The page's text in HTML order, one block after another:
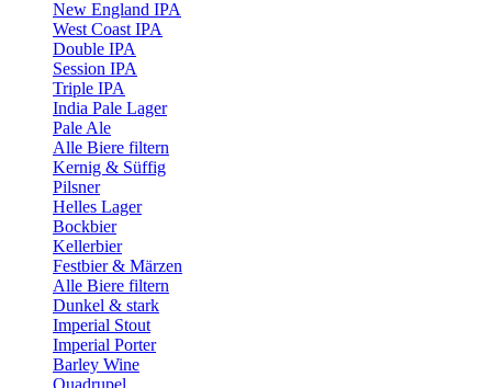
New England IPA
West Coast IPA
Double IPA
Session IPA
Triple IPA
India Pale Lager
Pale Ale
Alle Biere filtern
Kernig & Süffig
Pilsner
Helles Lager
Bockbier
Kellerbier
Festbier & Märzen
Alle Biere filtern
Dunkel & stark
Imperial Stout
Imperial Porter
Barley Wine